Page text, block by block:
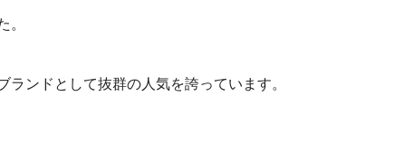
。
ンドとして抜群の人気を誇っています。